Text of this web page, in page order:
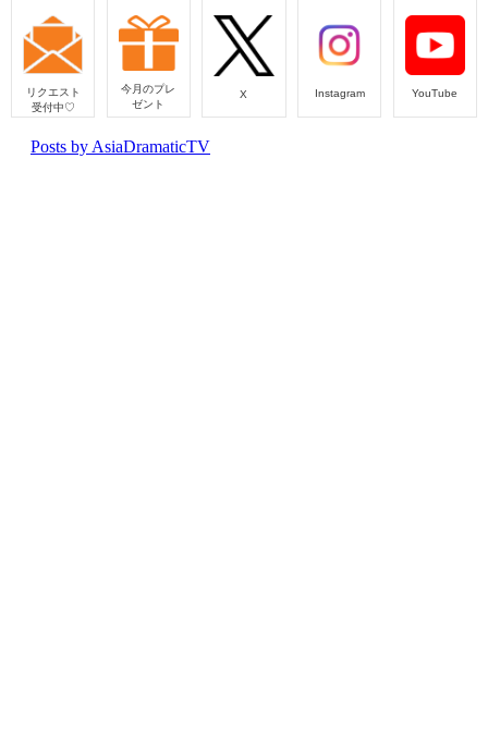
リクエスト
受付中♡
今月のプレ
ゼント
X Instagram YouTube